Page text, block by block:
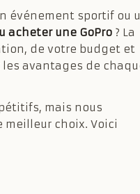
événement sportif ou
acheter une GoPro ? La
de votre budget et
avantages de
mais nous
meilleur choix. Voici